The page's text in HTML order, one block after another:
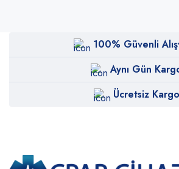
100% Güvenli
Aynı Gün
Ücretsiz Kargo